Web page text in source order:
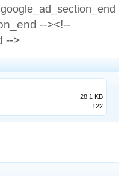
--><!--
-->
28.1 KB
122